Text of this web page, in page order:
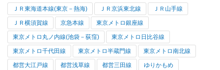
ＪＲ東海道本線(東京－熱海) ＪＲ京浜東北線 ＪＲ山手線
ＪＲ横須賀線 京急本線 東京メトロ銀座線
東京メトロ丸ノ内線(池袋－荻窪) 東京メトロ日比谷線
東京メトロ千代田線 東京メトロ半蔵門線 東京メトロ南北線
都営大江戸線 都営浅草線 都営三田線 ゆりかもめ